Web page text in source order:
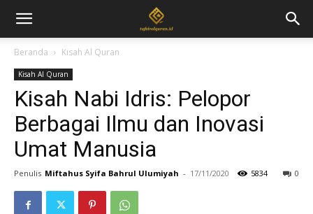
Beranda Kisah Al Quran
Kisah Al Quran
Kisah Nabi Idris: Pelopor
Berbagai Ilmu dan Inovasi
Umat Manusia
Penulis Miftahus Syifa Bahrul Ulumiyah - 17/11/2020 0
5834